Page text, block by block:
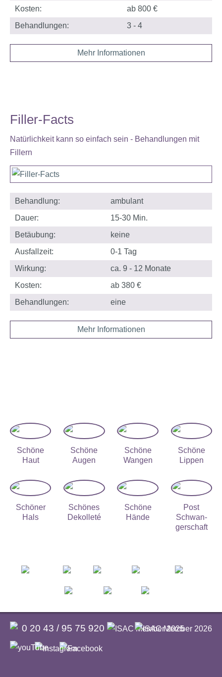
Kosten:
ab 800 €
Behandlungen:
3 - 4
Mehr Informationen
Filler-Facts
Natürlichkeit kann so einfach sein - Behandlungen mit
Fillern
Behandlung:
ambulant
Dauer:
15-30 Min.
Betäubung:
keine
Ausfallzeit:
0-1 Tag
Wirkung:
ca. 9 - 12 Monate
Kosten:
ab 380 €
Behandlungen:
eine
Mehr Informationen
Schöne
Haut
Schöne
Augen
Schöne
Wangen
Schöne
Lippen
Schöner
Hals
Schönes
Dekolleté
Schöne
Hände
Post
Schwan­
ger­schaft
0 20 43 / 95 75 920